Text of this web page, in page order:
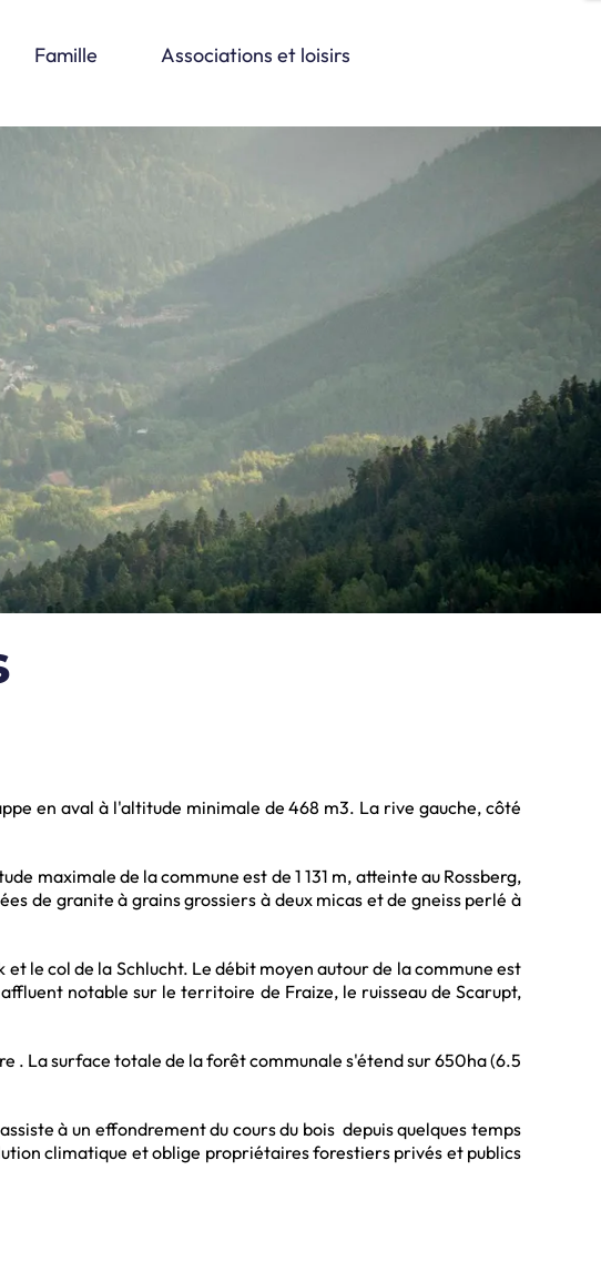
Famille Associations et loisirs
en aval à l'altitude minimale de 468 m3. La rive gauche, côté
maximale de la commune est de 1 131 m, atteinte au Rossberg,
de granite à grains grossiers à deux micas et de gneiss perlé à
le col de la Schlucht. Le débit moyen autour de la commune est
notable sur le territoire de Fraize, le ruisseau de Scarupt,
. La surface totale de la forêt communale s'étend sur 650ha (6.5
à un effondrement du cours du bois depuis quelques temps
climatique et oblige propriétaires forestiers privés et publics